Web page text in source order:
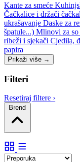
Kante za smeće
Čačkalice i držači
ukrašavanje Daske za
špatule...) Mlinovi za
ribeži i sjekači Cjedila,
papira
Prikaži više →
Filteri
Resetiraj filtere ›
Brend